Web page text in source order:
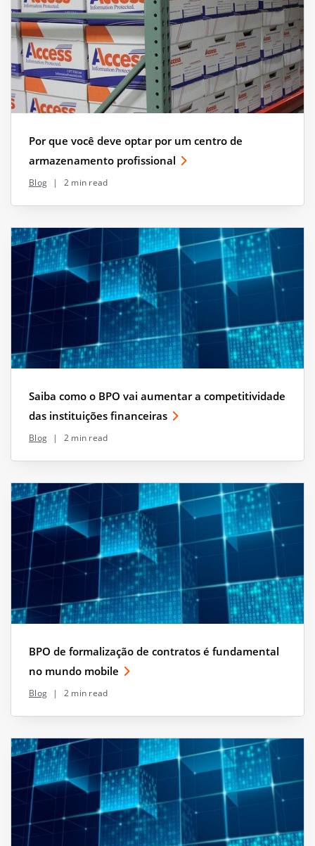
Por que você deve optar por um centro de
armazenamento profissional
Blog | 2 min read
Saiba como o BPO vai aumentar a competitividade
das instituições financeiras
Blog | 2 min read
BPO de formalização de contratos é fundamental
no mundo mobile
Blog | 2 min read